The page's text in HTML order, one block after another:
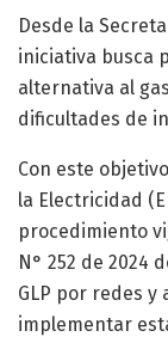
Desde la
iniciativa busca
alternativa al
dificultades de
Con este
la Electricidad
procedimiento
N° 252 de 2024
GLP por redes
implementar